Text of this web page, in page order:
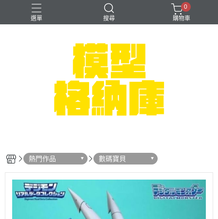
選單 搜尋
可以色色
崩壞：星穹鐵道
0
購物車
熱門作品 數碼寶貝